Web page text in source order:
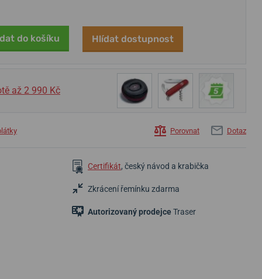
do košíku Hlídat dostupnost
až 2 990 Kč
Porovnat Dotaz
Certifikát, český návod a krabička
Zkrácení řemínku zdarma
Autorizovaný prodejceTraser
19 900 Kč